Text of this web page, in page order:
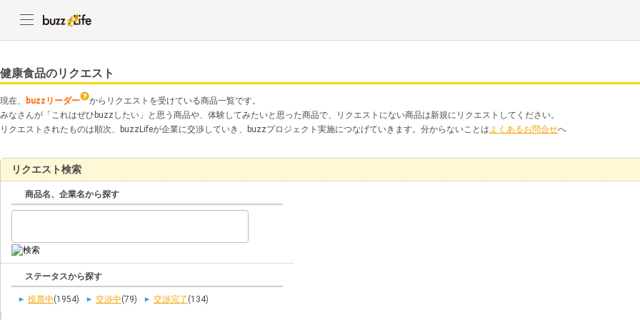
健康食品のリクエスト
現在、 buzzリーダー
からリクエストを受けている商品一覧です。
みなさんが「これはぜひbuzzしたい」と思う商品や、体験してみたいと思った商品で、リクエストにない商品は新規にリクエストしてください。
リクエストされたものは順次、buzzLifeが企業に交渉していき、buzzプロジェクト実施につなげていきます。分からないことはよくあるお問合せへ
リクエスト検索
商品名、企業名から探す
ステータスから探す
投票中(1954) 交渉中(79) 交渉完了 (134)